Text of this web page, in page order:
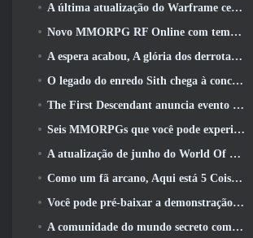
A última atualização do Warframe celebra todos os pais do espaço
Novo MMORPG RF Online com tema Mech da Netmarble será lançado globalmente
A espera acabou, A glória dos derrotados voltou
O legado do enredo Sith chega à conclusão hoje na última atualização do SWTOR
The First Descendant anuncia evento de colaboração EVANGELION
Seis MMORPGs que você pode experimentar durante o Steam Next Fest
A atualização de junho do World Of Warships comemora o Dia da Independência dos EUA com uma nova campanha narrativa
Como um fã arcano, Aqui está 5 Coisas que quero ver do MMO Riot
Você pode pré-baixar a demonstração do Steam Next Fest de Embers Of The Uncrowned Tomorrow
A comunidade do mundo secreto comemora o 14º aniversário com um mistério que eles devem resolver juntos